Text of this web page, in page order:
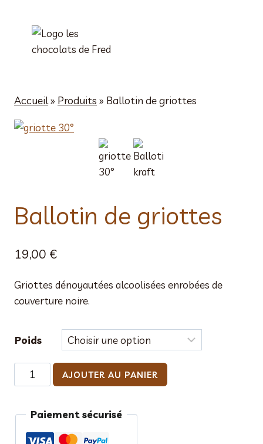
Accueil» Produits » Ballotin de griottes
Ballotin de griottes
19,00 €
Griottes dénoyautées alcoolisées enrobées de
couverture noire.
Poids
quantité
de
de
griottes
AJOUTER AU PANIER
Paiement sécurisé